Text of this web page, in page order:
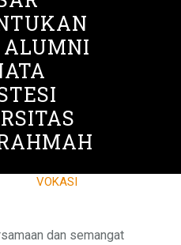
VOKASI
dan semangat